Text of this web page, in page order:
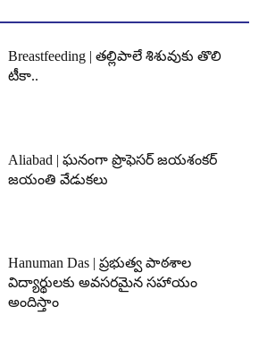
Breastfeeding | తల్లిపాలే శిశువుకు తొలి
టీకా..
Aliabad | ఘనంగా ప్రొఫెసర్ జయశంకర్
జయంతి వేడుకలు
Hanuman Das | ప్రభుత్వ పాఠశాల
విద్యార్థులకు అవసరమైన సహాయం
అందిస్తాం